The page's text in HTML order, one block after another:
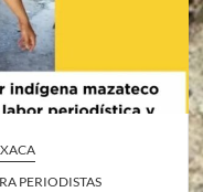
PERIODISTAS